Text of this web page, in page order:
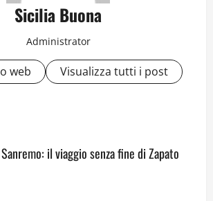
Sicilia Buona
Administrator
web Visualizza tutti i post
il viaggio senza fine di Zapato